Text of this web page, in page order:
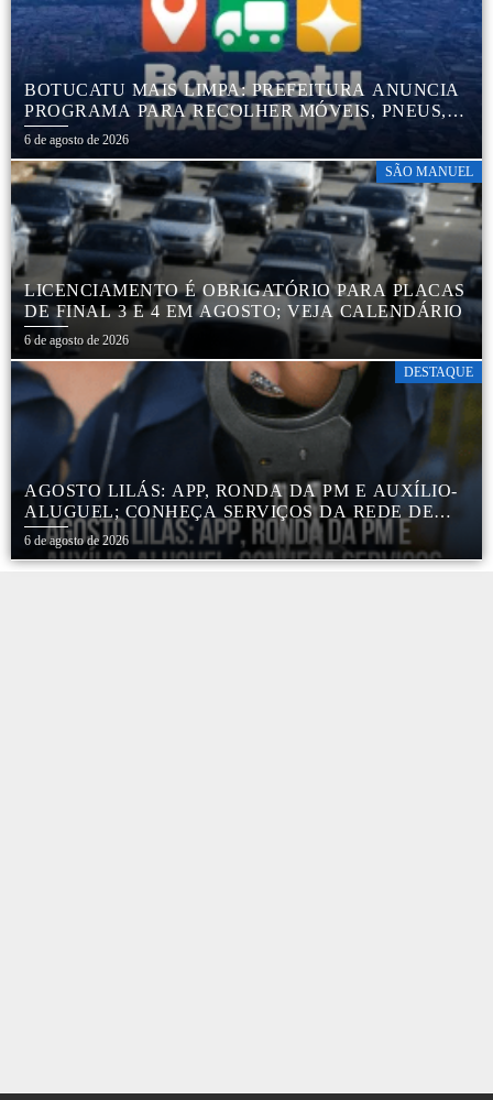
BOTUCATU MAIS LIMPA: PREFEITURA ANUNCIA
PROGRAMA PARA RECOLHER MÓVEIS, PNEUS,
COLCHÕES E OUTROS MATERIAIS SEM USO
6 de agosto de 2026
SÃO MANUEL
LICENCIAMENTO É OBRIGATÓRIO PARA PLACAS
DE FINAL 3 E 4 EM AGOSTO; VEJA CALENDÁRIO
6 de agosto de 2026
DESTAQUE
AGOSTO LILÁS: APP, RONDA DA PM E AUXÍLIO-
ALUGUEL; CONHEÇA SERVIÇOS DA REDE DE
PROTEÇÃO ÀS MULHERES NO ESTADO DE SP
6 de agosto de 2026